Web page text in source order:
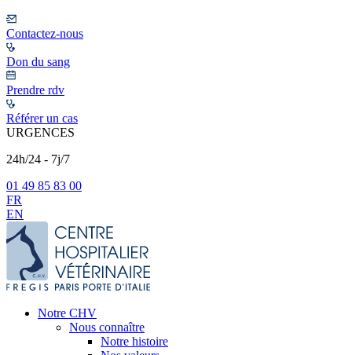
Contactez-nous
Don du sang
Prendre rdv
Référer un cas
URGENCES
24h/24 - 7j/7
01 49 85 83 00
FR
EN
Notre CHV
Nous connaître
Notre histoire